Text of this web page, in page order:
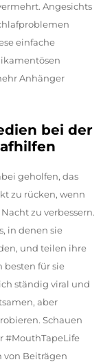
Angesichts
einfache
Anhänger
bei der
geholfen, das
zu rücken, wenn
zu verbessern.
in denen sie
und teilen ihre
besten für sie
ständig viral und
aber
Schauen
#MouthTapeLife
von Beiträgen